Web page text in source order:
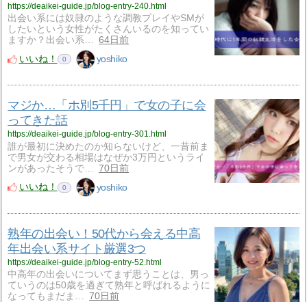
https://deaikei-guide.jp/blog-entry-240.html
出会い系には奴隷のような調教プレイやSMが
したいという女性がたくさんいるのを知ってい
ますか？出会い系…
64日前
いいね！
0 yoshiko
マジか…「ホ別5千円」で女の子に会
ってきた話
https://deaikei-guide.jp/blog-entry-301.html
誰が最初に決めたのか知らないけど、一昔前ま
で男女が交わる相場はなぜか3万円というライ
ンがあったそうで…
70日前
いいね！
0 yoshiko
熟年の出会い！50代から会える中高
年出会い系サイト厳選3つ
https://deaikei-guide.jp/blog-entry-52.html
中高年の出会いについてまず思うことは、男っ
ていうのは50歳を過ぎて熟年と呼ばれるように
なってもまだま…
70日前